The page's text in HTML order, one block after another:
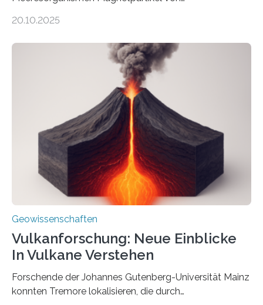
Sedimenten zu finden sind. Nun ist es einem
Domänen auf einem dieser „Riesenmagnetfossilien” mit
einer raffinierten Methode an der Diamond-
Röntgenquelle zu kartieren. Ihre Analyse zeigt, dass
diese Partikel es den Organismen ermöglicht haben
könnten, winzige Schwankungen sowohl in der
Richtung als auch in der Intensität des Erdmagnetfelds
wahrzunehmen. Dadurch konnten sie sich verorten und
über den Ozean navigieren. Vor einigen Jahren…
20.10.2025
Geowissenschaften
Vulkanforschung: Neue Einblicke
In Vulkane Verstehen
Forschende der Johannes Gutenberg-Universität Mainz
konnten Tremore lokalisieren, die durch